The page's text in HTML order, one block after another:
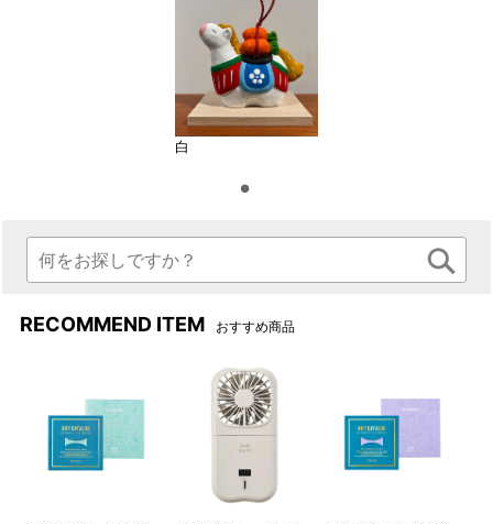
白
RECOMMEND ITEM おすすめ商品